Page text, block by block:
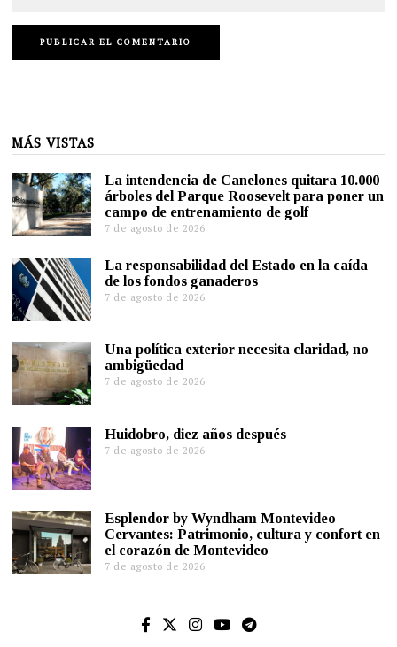
MÁS VISTAS
La intendencia de Canelones quitara 10.000
árboles del Parque Roosevelt para poner un
campo de entrenamiento de golf
7 de agosto de 2026
La responsabilidad del Estado en la caída
de los fondos ganaderos
7 de agosto de 2026
Una política exterior necesita claridad, no
ambigüedad
7 de agosto de 2026
Huidobro, diez años después
7 de agosto de 2026
Esplendor by Wyndham Montevideo
Cervantes: Patrimonio, cultura y confort en
el corazón de Montevideo
7 de agosto de 2026